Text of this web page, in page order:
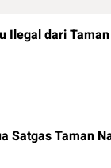
Ilegal dari
Satgas Taman